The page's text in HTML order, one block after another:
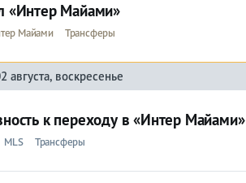
«Интер Майами»
Майами Трансферы
августа, воскресенье
к переходу в «Интер Майами»
MLS Трансферы